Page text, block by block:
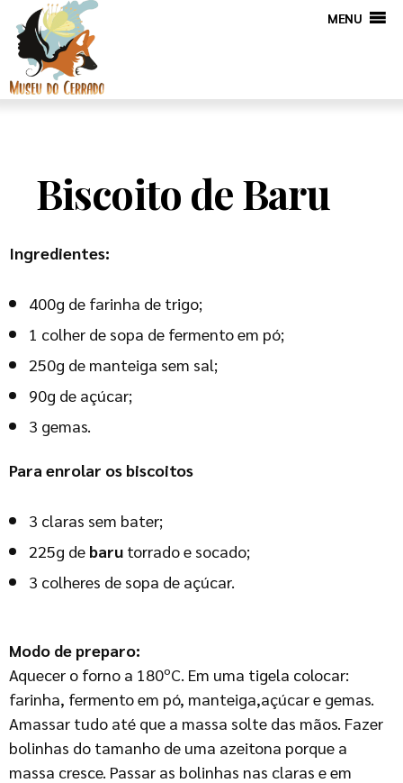
MENU
Biscoito de Baru
Ingredientes:
400g de farinha de trigo;
1 colher de sopa de fermento em pó;
250g de manteiga sem sal;
90g de açúcar;
3 gemas.
Para enrolar os biscoitos
3 claras sem bater;
225g de baru torrado e socado;
3 colheres de sopa de açúcar.
Modo de preparo:
Aquecer o forno a 180ºC. Em uma tigela colocar:
farinha, fermento em pó, manteiga,açúcar e gemas.
Amassar tudo até que a massa solte das mãos. Fazer
bolinhas do tamanho de uma azeitona porque a
massa cresce. Passar as bolinhas nas claras e em